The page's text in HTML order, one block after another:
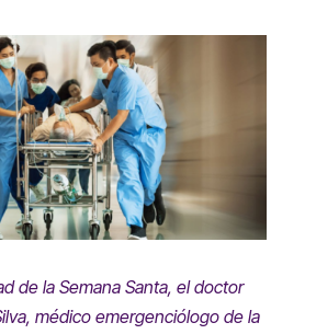
de la Semana Santa, el doctor
médico emergenciólogo de la